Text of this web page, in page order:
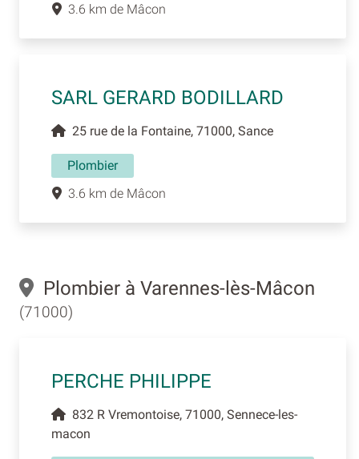
3.6 km de Mâcon
SARL GERARD BODILLARD
25 rue de la Fontaine, 71000, Sance
Plombier
3.6 km de Mâcon
Plombier à Varennes-lès-Mâcon
(71000)
PERCHE PHILIPPE
832 R Vremontoise, 71000, Sennece-les-
macon